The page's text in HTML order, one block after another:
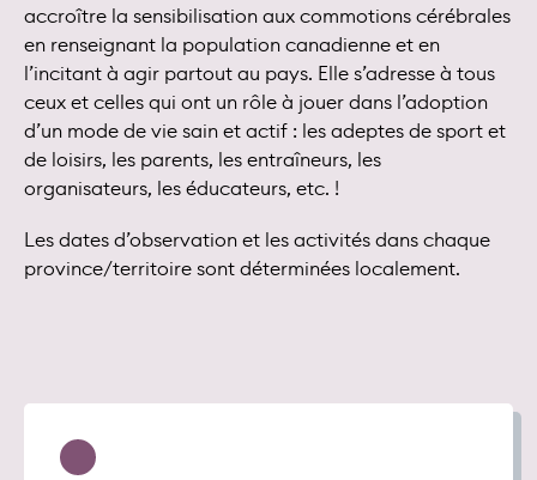
accroître la sensibilisation aux commotions cérébrales
en renseignant la population canadienne et en
l’incitant à agir partout au pays. Elle s’adresse à tous
ceux et celles qui ont un rôle à jouer dans l’adoption
d’un mode de vie sain et actif : les adeptes de sport et
de loisirs, les parents, les entraîneurs, les
organisateurs, les éducateurs, etc. !
Les dates d’observation et les activités dans chaque
province/territoire sont déterminées localement.